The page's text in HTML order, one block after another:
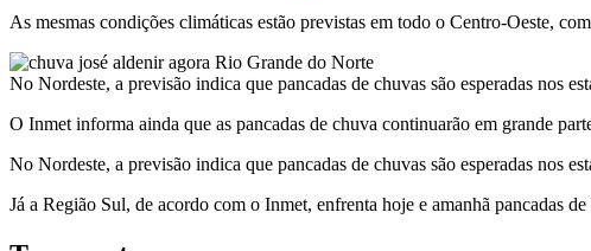
As mesmas condições climáticas estão previstas em todo o Centro-Oeste,
No Nordeste, a previsão indica que pancadas de chuvas são esperadas nos
O Inmet informa ainda que as pancadas de chuva continuarão em grande
No Nordeste, a previsão indica que pancadas de chuvas são esperadas nos
Já a Região Sul, de acordo com o Inmet, enfrenta hoje e amanhã pancadas